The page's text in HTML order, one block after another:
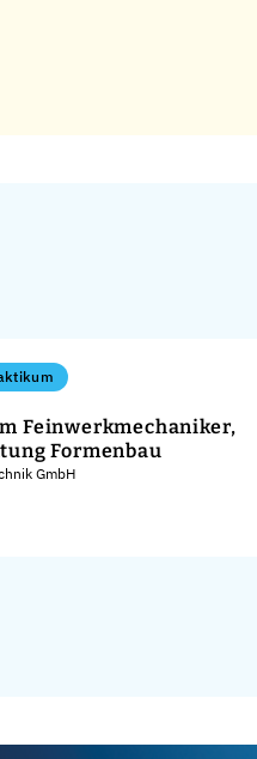
Feinwerkmechaniker,
Formenbau
GmbH